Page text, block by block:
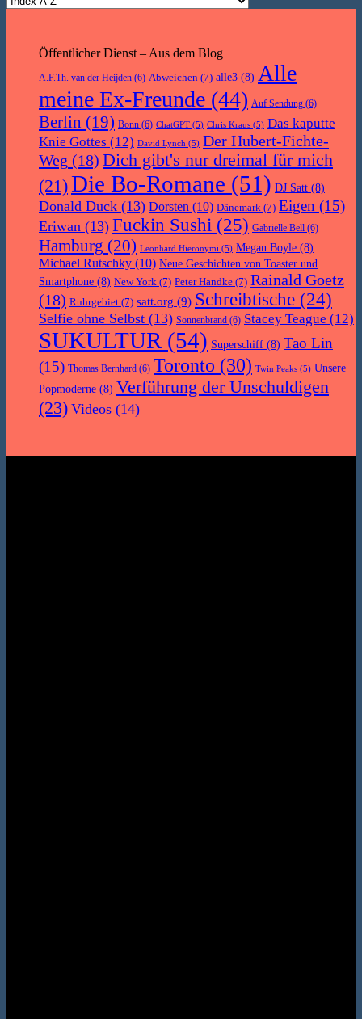
Öffentlicher Dienst – Aus dem Blog
A.F.Th. van der Heijden (6) Abweichen (7) alle3 (8) Alle
meine Ex-Freunde (44) Auf Sendung (6)
Berlin (19) Bonn (6) ChatGPT (5) Chris Kraus (5) Das kaputte
Knie Gottes (12) David Lynch (5) Der Hubert-Fichte-
Weg (18) Dich gibt's nur dreimal für mich
(21)Die Bo-Romane (51) DJ Satt (8)
Donald Duck (13) Dorsten (10) Dänemark (7) Eigen (15)
Eriwan (13) Fuckin Sushi (25) Gabrielle Bell (6)
Hamburg (20) Leonhard Hieronymi (5) Megan Boyle (8)
Michael Rutschky (10) Neue Geschichten von Toaster und
Smartphone (8) New York (7) Peter Handke (7) Rainald Goetz
(18) Ruhrgebiet (7) satt.org (9) Schreibtische (24)
Selfie ohne Selbst (13) Sonnenbrand (6) Stacey Teague (12)
SUKULTUR (54) Superschiff (8) Tao Lin
(15) Thomas Bernhard (6) Toronto (30) Twin Peaks (5) Unsere
Popmoderne (8) Verführung der Unschuldigen
(23) Videos (14)